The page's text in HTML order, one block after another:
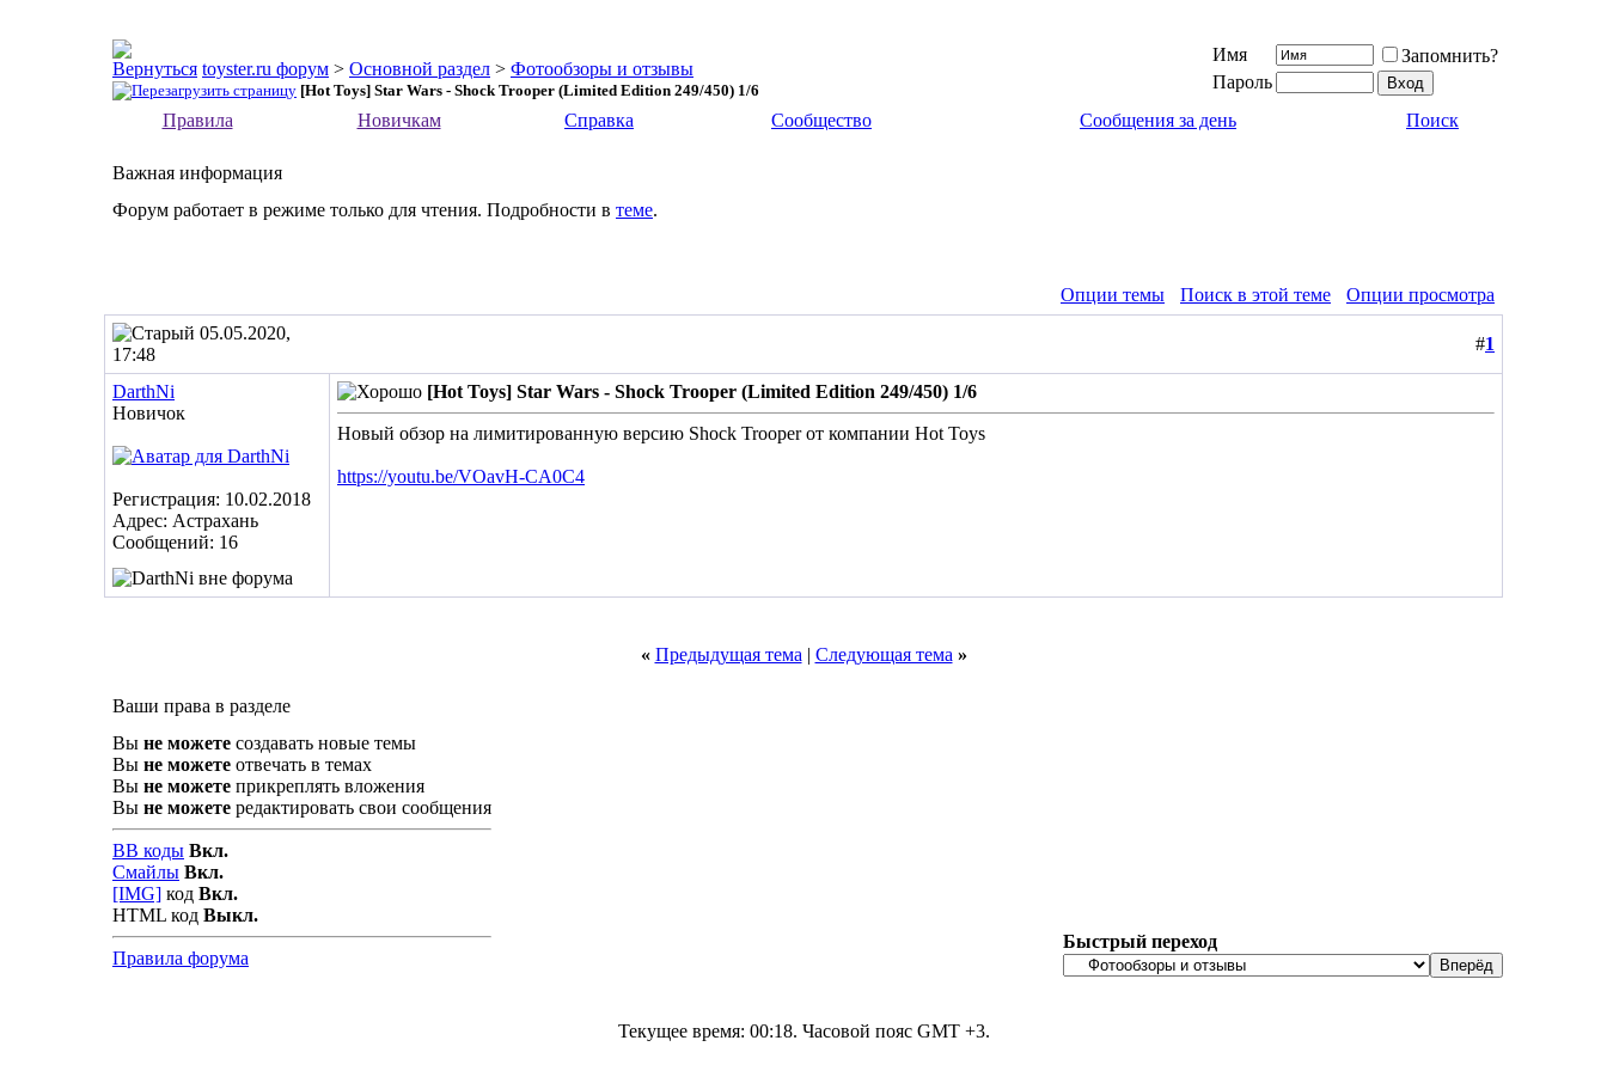
toyster.ru форум > Основной раздел > Фотообзоры и отзывы
[Hot Toys] Star Wars - Shock Trooper (Limited Edition 249/450) 1/6
Имя
Запомнить?
Пароль
Правила
Новичкам Справка Сообщество Сообщения за день Поиск
Важная информация
Форум работает в режиме только для чтения. Подробности в теме.
Опции темы Поиск в этой теме
Опции просмотра
05.05.2020,
17:48
#1
DarthNi
Новичок
Регистрация: 10.02.2018
Адрес: Астрахань
Сообщений: 16
[Hot Toys] Star Wars - Shock Trooper (Limited Edition 249/450) 1/6
Новый обзор на лимитированную версию Shock Trooper от компании Hot Toys
https://youtu.be/VOavH-CA0C4
« Предыдущая тема | Следующая тема »
Ваши права в разделе
Вы не можете создавать новые темы
Вы не можете отвечать в темах
Вы не можете прикреплять вложения
Вы не можете редактировать свои сообщения
BB коды Вкл.
Смайлы Вкл.
[IMG] код Вкл.
HTML код Выкл.
Правила форума
Быстрый переход
Текущее время: 00:18. Часовой пояс GMT +3.